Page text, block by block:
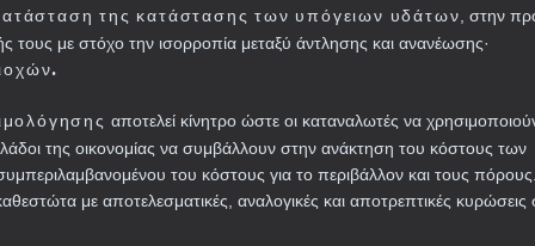
της κατάστασης των υπόγειων υδάτων , στην
τους με στόχο την ισορροπία μεταξύ άντλησης και ανανέωσης·
αποτελεί κίνητρο ώστε οι καταναλωτές να
της οικονομίας να συμβάλλουν στην ανάκτηση του κόστους των
του κόστους για το περιβάλλον και τους
με αποτελεσματικές, αναλογικές και αποτρεπτικές κυρώσεις